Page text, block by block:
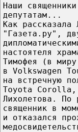
Наши
депутатам...
Как рассказала
"Газета.ру",
настоятеля
Тимофея (в
в Volkswagen
на встречную
Toyota Corolla,
Лихолетова. По
священник в
и отказался